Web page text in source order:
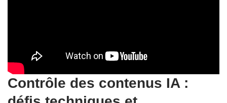
Contrôle des contenus IA :